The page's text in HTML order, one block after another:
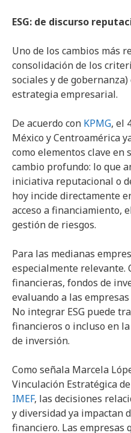
ESG: de discurso
Uno de los cambios más
consolidación de los
sociales y de
estrategia empresarial.
De acuerdo con KPMG, el
México y Centroamérica
como elementos clave en
cambio profundo: lo que
iniciativa reputacional o
hoy incide directamente
acceso a financiamiento,
gestión de riesgos.
Para las medianas
especialmente relevante.
financieras, fondos de
evaluando a las
No integrar ESG puede
financieros o incluso en
de inversión.
Como señala Marcela
Vinculación Estratégica de
IMEF, las decisiones
y diversidad ya impactan
financiero. Las empresas